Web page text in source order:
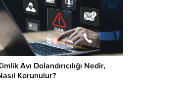
Avı Dolandırıcılığı Nedir,
Korunulur?